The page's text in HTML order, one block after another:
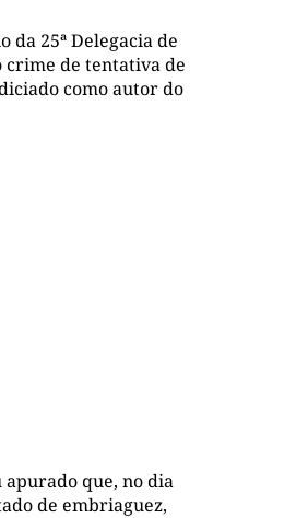
da 25ª Delegacia de
crime de tentativa de
como autor do
apurado que, no dia
de embriaguez,